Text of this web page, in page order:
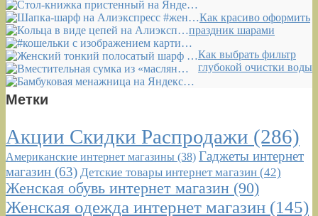
Как красиво оформить
праздник шарами
Как выбрать фильтр
глубокой очистки воды
Метки
Акции Скидки Распродажи (286)
Американские интернет магазины (38) Гаджеты интернет
магазин (63) Детские товары интернет магазин (42)
Женская обувь интернет магазин (90)
Женская одежда интернет магазин (145)